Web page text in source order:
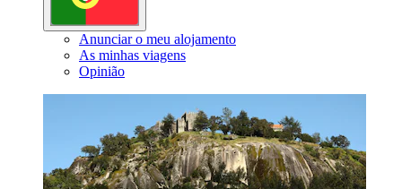
Anunciar o meu alojamento
As minhas viagens
Opinião